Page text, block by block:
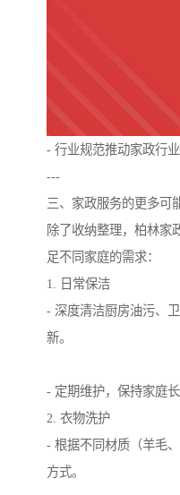
- 行业规范推动家政行
---
三、家政服务的更多可
除了收纳整理，柏林家
足不同家庭的需求：
1. 日常保洁
- 深度清洁厨房油污、
新。
- 定期维护，保持家庭长
2. 衣物洗护
- 根据不同材质（羊毛
方式。